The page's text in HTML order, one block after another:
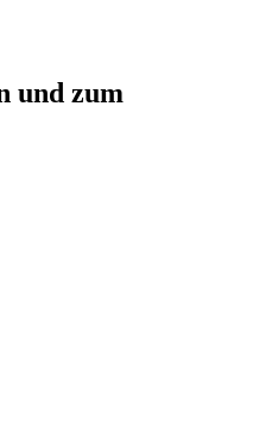
und zum